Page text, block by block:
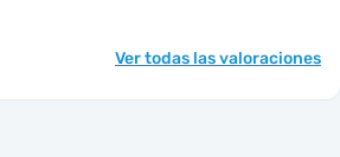
Ver todas las valoraciones